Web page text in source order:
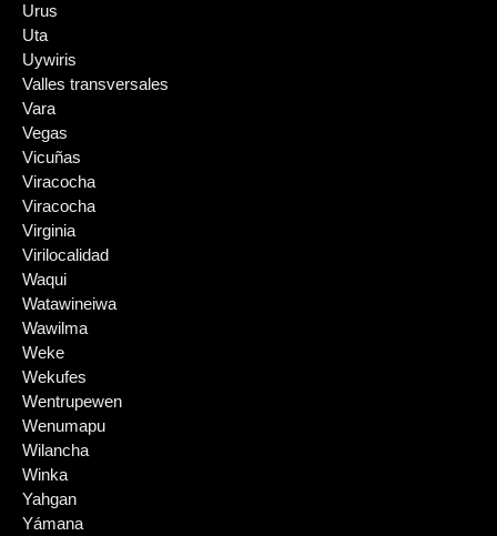
Urus
Uta
Uywiris
Valles transversales
Vara
Vegas
Vicuñas
Viracocha
Viracocha
Virginia
Virilocalidad
Waqui
Watawineiwa
Wawilma
Weke
Wekufes
Wentrupewen
Wenumapu
Wilancha
Winka
Yahgan
Yámana